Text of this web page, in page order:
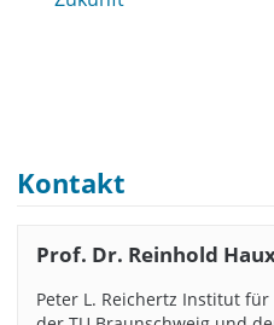
Kontakt
Prof. Dr. Reinhold
Peter L. Reichertz Institut